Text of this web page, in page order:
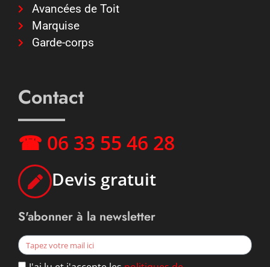
Avancées de Toit
Marquise
Garde-corps
Contact
☎ 06 33 55 46 28
Devis gratuit
S'abonner à la newsletter